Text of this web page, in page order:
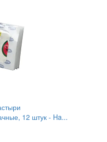
12 штук - Ha...